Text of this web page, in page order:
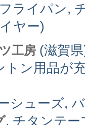
ライパン,
ヤー)
工房 (滋賀
トン用品が
シューズ,
, チタンテ